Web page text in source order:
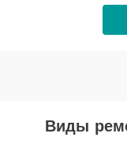
Виды